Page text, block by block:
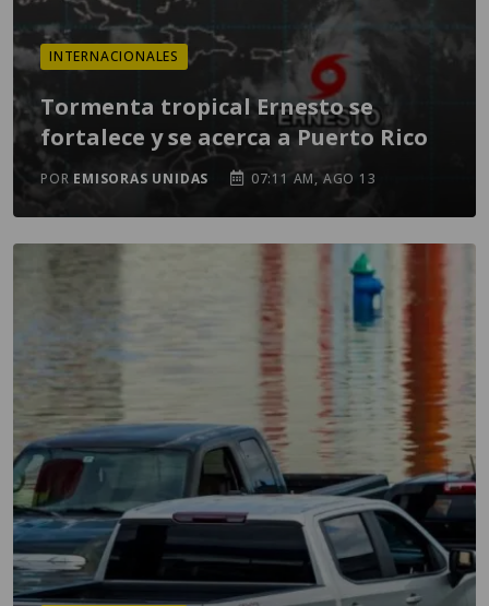
INTERNACIONALES
Tormenta tropical Ernesto se
fortalece y se acerca a Puerto Rico
POR EMISORAS UNIDAS 07:11 AM, AGO 13